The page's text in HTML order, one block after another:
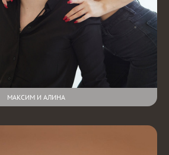
МАКСИМ И АЛИНА